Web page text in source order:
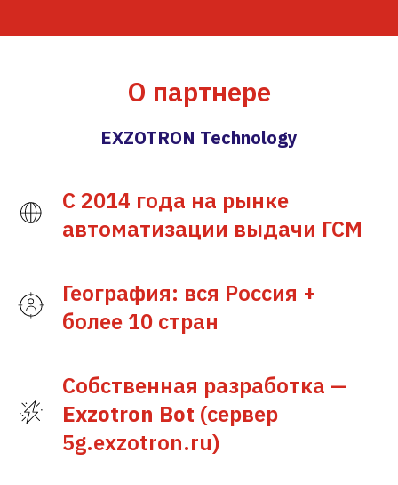
О партнере
EXZOTRON Technology
С 2014 года на рынке
автоматизации выдачи ГСМ
География: вся Россия +
более 10 стран
Собственная разработка —
Exzotron Bot (сервер
5g.exzotron.ru)